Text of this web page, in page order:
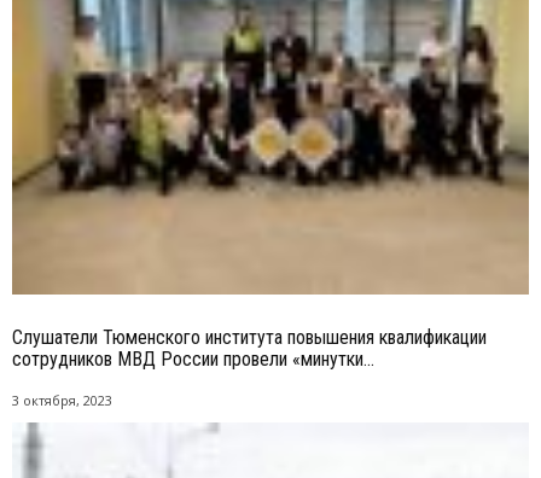
Слушатели Тюменского института повышения квалификации
сотрудников МВД России провели «минутки...
3 октября, 2023